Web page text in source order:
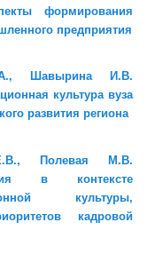
формирования
предприятия
Шавырина И.В.
культура вуза
развития региона
Полевая М.В.
в контексте
культуры,
кадровой